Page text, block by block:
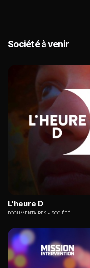
Société à venir
L'heure D
DOCUMENTAIRES SOCIÉTÉ